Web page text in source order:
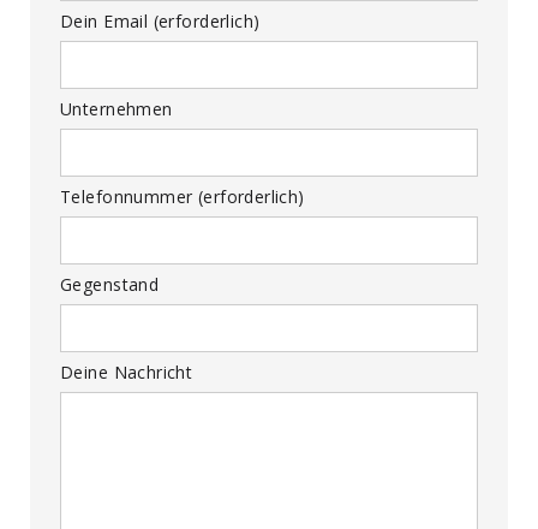
Dein Email (erforderlich)
Unternehmen
Telefonnummer (erforderlich)
Gegenstand
Deine Nachricht